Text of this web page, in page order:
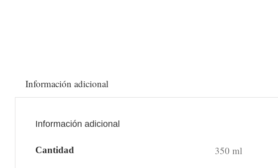
Información adicional
Información adicional
Cantidad 350 ml